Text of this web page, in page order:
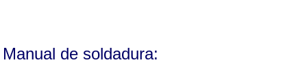
Manual de soldadura: